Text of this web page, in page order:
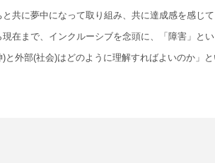
と共に夢中になって取り組み、共に達成感を感じ
現在まで、インクルーシブを念頭に、「障害」と
)と外部(社会)はどのように理解すればよいのか」